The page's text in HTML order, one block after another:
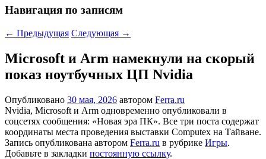
Навигация по записям
← Предыдущая Следующая →
Microsoft и Arm намекнули на скорый
показ ноутбучных ЦП Nvidia
Опубликовано 30 мая, 2026 автором Ferra.ru
Nvidia, Microsoft и Arm одновременно опубликовали в
соцсетях сообщения: «Новая эра ПК». Все три поста содержат
координаты места проведения выставки Computex на Тайване.
Запись опубликована автором Ferra.ru в рубрике Игры.
Добавьте в закладки постоянную ссылку.